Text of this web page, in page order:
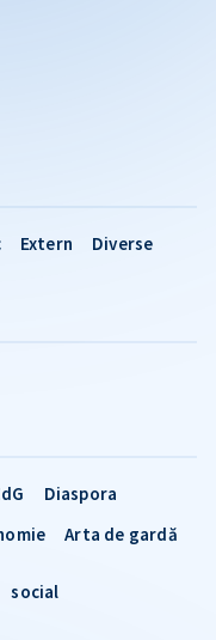
Extern Diverse
Diaspora
Arta de gardă
social